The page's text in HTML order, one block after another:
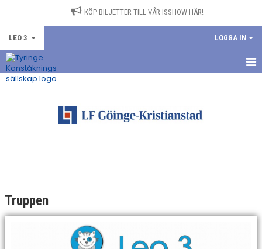
KÖP BILJETTER TILL VÅR ISSHOW HÄR!
LEO 3 LOGGA IN
HEM
DOKUMENT
Truppen